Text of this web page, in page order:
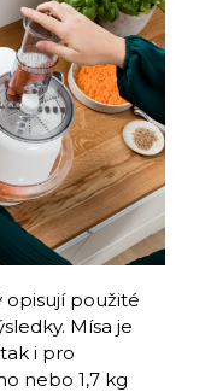
opisují použité
Mísa je
i pro
nebo 1,7 kg